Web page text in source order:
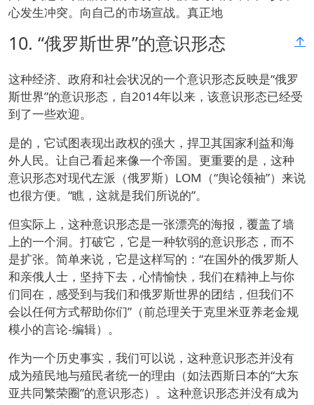
心发生冲突。向自己的市场宣战。真正地
↑
10. “俄罗斯世界”的意识形态
这种经济、政府和社会状况的一个意识形态反映是“俄罗
斯世界”的意识形态，自2014年以来，该意识形态已经受
到了一些欢迎。
是的，它试图表现出政权的强大，捍卫其国家利益和海
外人民。让自己看起来像一个帝国。更重要的是，这种
意识形态对现代左派（俄罗斯）LOM（“舆论领袖”）来说
也很方便。“瞧，这就是我们所说的”。
但实际上，这种意识形态是一张漂亮的海报，覆盖了墙
上的一个洞。打破它，它是一种软弱的意识形态，而不
是扩张。简单来说，它是这样写的：“在国外的俄罗斯人
和亲俄人士，坚持下去，心情愉快，我们在精神上与你
们同在，感受到与我们和俄罗斯世界的团结，但我们不
会以任何方式帮助你们”（前总理关于克里米亚养老金规
模小的言论-编辑）。
作为一个历史事实，我们可以说，这种意识形态并没有
成为殖民地与殖民者统一的理由（如法西斯日本的“大东
亚共同繁荣圈”的意识形态）。这种意识形态并没有成为